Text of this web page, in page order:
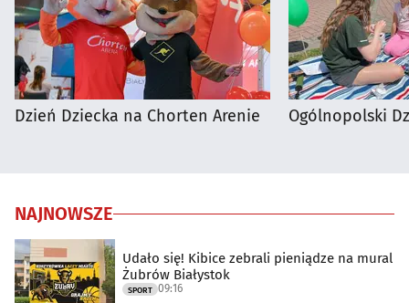
Dzień Dziecka na Chorten Arenie Ogólnopolski
NAJNOWSZE
Udało się! Kibice zebrali pieniądze na mural
Żubrów Białystok
SPORT 09:16